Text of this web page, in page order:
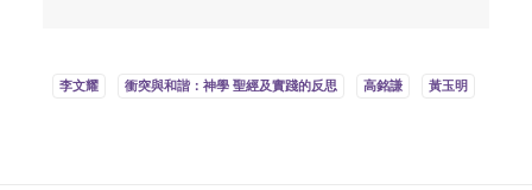
李文耀 衝突與和諧：神學 聖經及實踐的反思 高銘謙 黃玉明